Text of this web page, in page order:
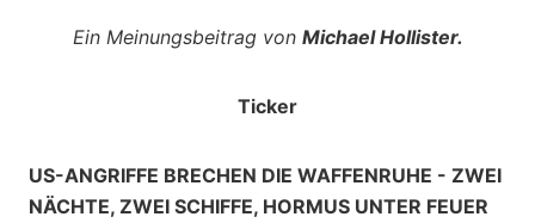
Ein Meinungsbeitrag von Michael Hollister.
Ticker
US-ANGRIFFE BRECHEN DIE WAFFENRUHE - ZWEI
NÄCHTE, ZWEI SCHIFFE, HORMUS UNTER FEUER